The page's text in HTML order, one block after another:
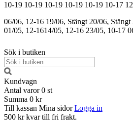
10-19 10-19 10-19 10-19 10-19 10-17
06/06, 12-16 19/06, Stängt 20/06, Stängt
01/05, 12-1614/05, 12-16 23/05, 10-17
Sök i butiken
Kundvagn
Antal varor 0 st
Summa 0 kr
Till kassan Mina sidor Logga in
500 kr kvar till fri frakt.